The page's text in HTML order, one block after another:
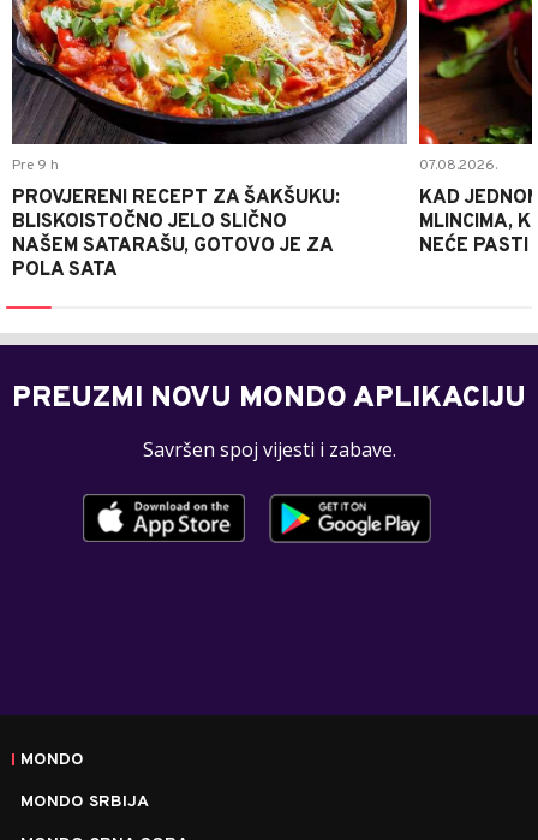
Pre 9 h
PROVJERENI RECEPT ZA ŠAKŠUKU:
BLISKOISTOČNO JELO SLIČNO
NAŠEM SATARAŠU, GOTOVO JE ZA
POLA SATA
07.08.2026.
KAD
MLINCIMA,
NEĆE PASTI
PREUZMI NOVU MONDO APLIKACIJU
Savršen spoj vijesti i zabave.
MONDO
MONDO SRBIJA